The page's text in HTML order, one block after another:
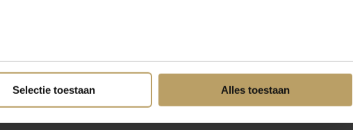
Selectie toestaan Alles toestaan